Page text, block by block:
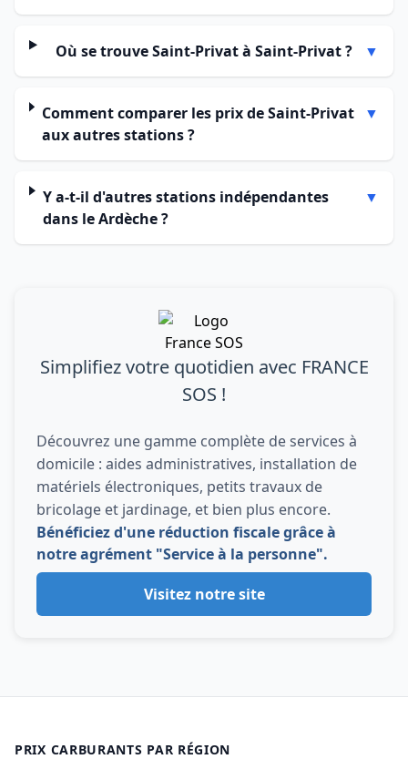
Où se trouve Saint-Privat à Saint-Privat ? ▼
Comment comparer les prix de Saint-Privat
aux autres stations ?
▼
Y a-t-il d'autres stations indépendantes
dans le Ardèche ?
▼
Simplifiez votre quotidien avec FRANCE
SOS !
Découvrez une gamme complète de services à
domicile : aides administratives, installation de
matériels électroniques, petits travaux de
bricolage et jardinage, et bien plus encore.
Bénéficiez d'une réduction fiscale grâce à
notre agrément "Service à la personne".
Visitez notre site
PRIX CARBURANTS PAR RÉGION